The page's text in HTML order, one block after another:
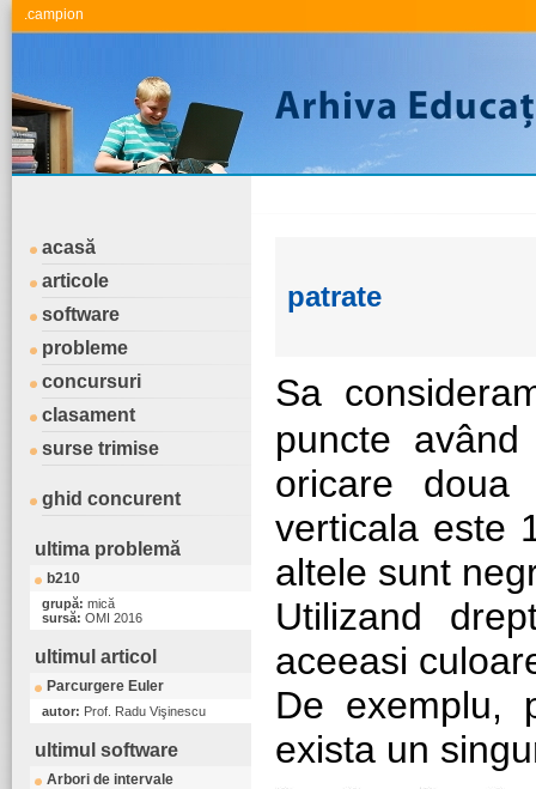
.campion
acasă
articole
software
probleme
concursuri
clasament
surse trimise
ghid concurent
ultima problemă
b210
grupă: mică
sursă: OMI 2016
ultimul articol
Parcurgere Euler
autor: Prof. Radu Vişinescu
ultimul software
Arbori de intervale
patrate
Sa
puncte
oricare
verticala este
altele sunt
Utilizand
aceeasi
De exemplu,
exista un